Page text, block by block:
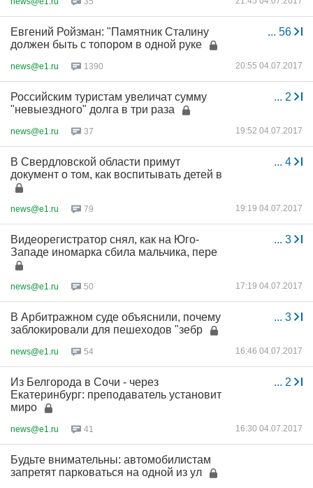
... 56
Евгений Ройзман: "Памятник Сталину
должен быть с топором в одной руке
news@e1.ru 1390 20:55 04.07.2017
... 2
Российским туристам увеличат сумму
"невыездного" долга в три раза
news@e1.ru 37 19:52 04.07.2017
... 4
В Свердловской области примут
документ о том, как воспитывать детей в
news@e1.ru 79 19:19 04.07.2017
... 3
Видеорегистратор снял, как на Юго-
Западе иномарка сбила мальчика, пере
news@e1.ru 50 17:19 04.07.2017
... 3
В Арбитражном суде объяснили, почему
заблокировали для пешеходов "зебр
news@e1.ru 54 16:46 04.07.2017
... 2
Из Белгорода в Сочи - через
Екатеринбург: преподаватель установит
миро
news@e1.ru 41 16:30 04.07.2017
Будьте внимательны: автомобилистам
запретят парковаться на одной из ул